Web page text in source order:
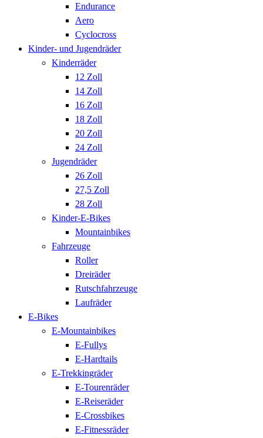
Endurance
Aero
Cyclocross
Kinder- und Jugendräder
Kinderräder
12 Zoll
14 Zoll
16 Zoll
18 Zoll
20 Zoll
24 Zoll
Jugendräder
26 Zoll
27,5 Zoll
28 Zoll
Kinder-E-Bikes
Mountainbikes
Fahrzeuge
Roller
Dreiräder
Rutschfahrzeuge
Laufräder
E-Bikes
E-Mountainbikes
E-Fullys
E-Hardtails
E-Trekkingräder
E-Tourenräder
E-Reiseräder
E-Crossbikes
E-Fitnessräder